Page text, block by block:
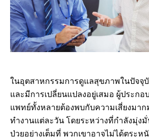
ในอุตสาหกรรมการดูแลสุขภาพในปัจจุ
และมีการเปลี่ยนแปลงอยู่เสมอ ผู้ประกอ
แพทย์ทั้งหลายต้องพบกับความเสี่ยงมา
ทำงานแต่ละวัน โดยระหว่างที่กำลังมุ่ง
ป่วยอย่างเต็มที่ พวกเขาอาจไม่ได้ตระห